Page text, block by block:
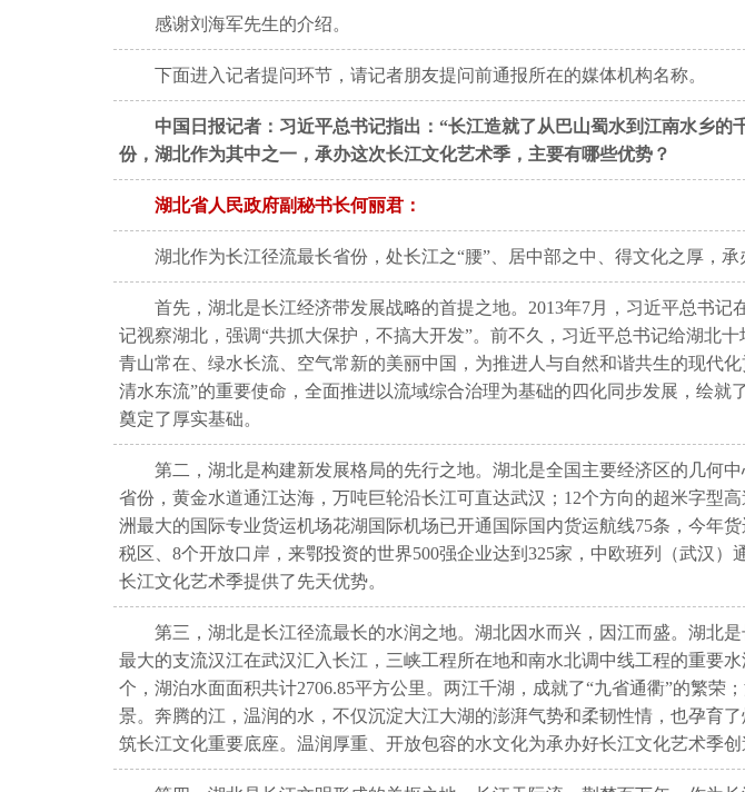
感谢刘海军先生的介绍。
下面进入记者提问环节，请记者朋友提问前通报所在的媒体机构名称。
中国日报记者：习近平总书记指出：“长江造就了从巴山蜀水到江南水乡
份，湖北作为其中之一，承办这次长江文化艺术季，主要有哪些优势？
湖北省人民政府副秘书长何丽君：
湖北作为长江径流最长省份，处长江之“腰”、居中部之中、得文化之厚，
首先，湖北是长江经济带发展战略的首提之地。2013年7月，习近平总书
记视察湖北，强调“共抓大保护，不搞大开发”。前不久，习近平总书记给湖北
青山常在、绿水长流、空气常新的美丽中国，为推进人与自然和谐共生的现代
清水东流”的重要使命，全面推进以流域综合治理为基础的四化同步发展，绘
奠定了厚实基础。
第二，湖北是构建新发展格局的先行之地。湖北是全国主要经济区的几何
省份，黄金水道通江达海，万吨巨轮沿长江可直达武汉；12个方向的超米字型
洲最大的国际专业货运机场花湖国际机场已开通国际国内货运航线75条，今年
税区、8个开放口岸，来鄂投资的世界500强企业达到325家，中欧班列（武汉
长江文化艺术季提供了先天优势。
第三，湖北是长江径流最长的水润之地。湖北因水而兴，因江而盛。湖北
最大的支流汉江在武汉汇入长江，三峡工程所在地和南水北调中线工程的重要
个，湖泊水面面积共计2706.85平方公里。两江千湖，成就了“九省通衢”的繁
景。奔腾的江，温润的水，不仅沉淀大江大湖的澎湃气势和柔韧性情，也孕育
筑长江文化重要底座。温润厚重、开放包容的水文化为承办好长江文化艺术季创